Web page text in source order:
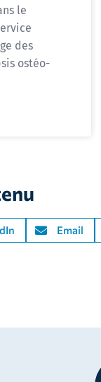
le
des
ostéo-
Email